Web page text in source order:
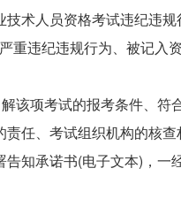
术人员资格考试违纪违
重违纪违规行为、被记入
该项考试的报考条件、符
任、考试组织机构的核
知承诺书(电子文本)，一